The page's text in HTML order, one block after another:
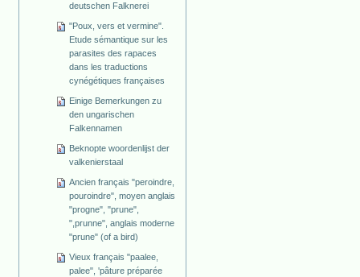
deutschen Falknerei
"Poux, vers et vermine".
Etude sémantique sur les
parasites des rapaces
dans les traductions
cynégétiques françaises
Einige Bemerkungen zu
den ungarischen
Falkennamen
Beknopte woordenlijst der
valkenierstaal
Ancien français "peroindre,
pouroindre", moyen anglais
"progne", "prune",
",prunne", anglais moderne
"prune" (of a bird)
Vieux français "paalee,
palee", 'pâture préparée